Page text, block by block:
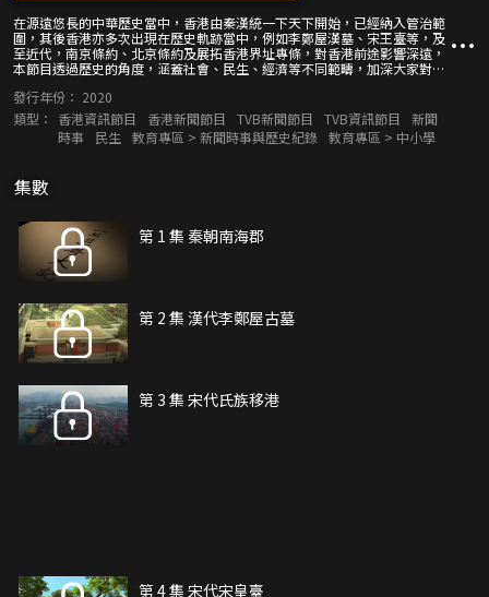
在源遠悠長的中華歷史當中，香港由秦漢統一下天下開始，已經納入管治範
圍，其後香港亦多次出現在歷史軌跡當中，例如李鄭屋漢墓、宋王臺等，及
至近代，南京條約、北京條約及展拓香港界址專條，對香港前途影響深遠，
本節目透過歷史的角度，涵蓋社會、民生、經濟等不同範疇，加深大家對香
發行年份： 2020
類型：
香港資訊節目 香港新聞節目 TVB新聞節目 TVB資訊節目
新聞
時事
民生 教育專區 > 新聞時事與歷史紀錄 教育專區 > 中小學
集數
第 1 集 秦朝南海郡
第 2 集 漢代李鄭屋古墓
第 3 集 宋代氏族移港
第 4 集 宋代宋皇臺